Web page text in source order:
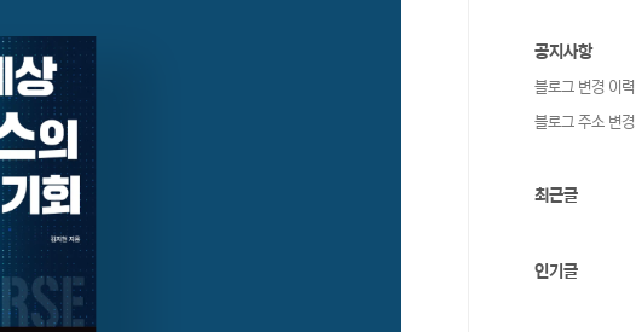
공지사항
블로그 변경 이력
블로그 주소 변경
최근글
인기글